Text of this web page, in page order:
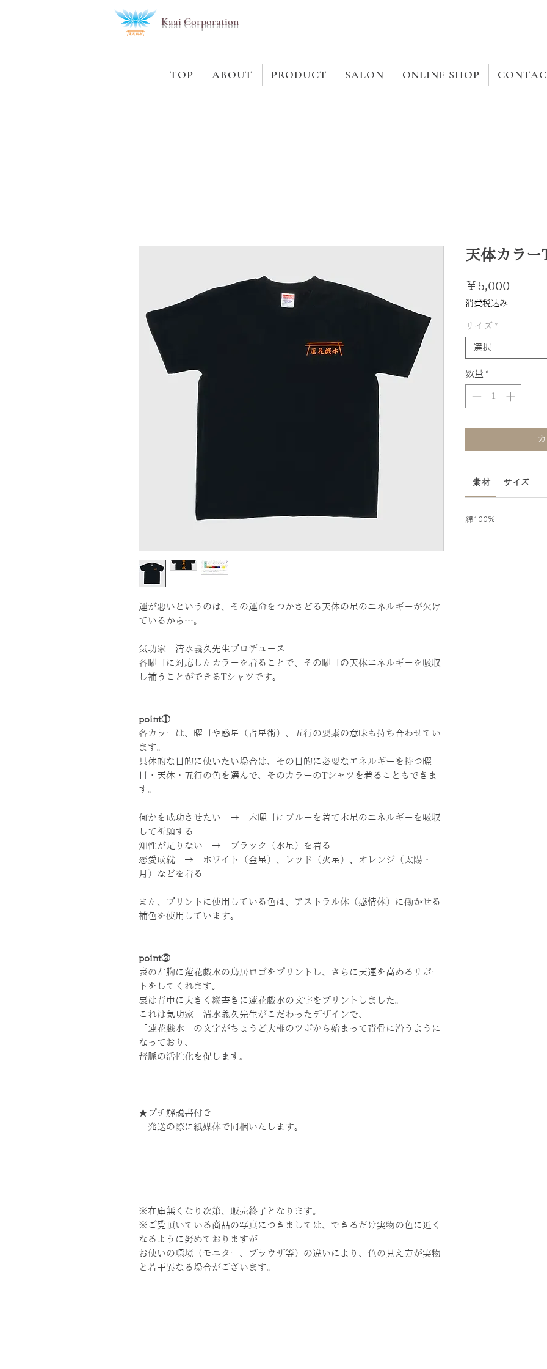
Kaai Corporation
TOP ABOUT PRODUCT SALON ONLINE SHOP
運が悪いというのは、その運命をつかさどる天体の星のエネルギーが欠け
ているから…。
気功家 清水義久先生プロデュース
各曜日に対応したカラーを着ることで、その曜日の天体エネルギーを吸収
し補うことができるTシャツです。
point①
各カラーは、曜日や惑星（占星術）、五行の要素の意味も持ち合わせてい
ます。
具体的な目的に使いたい場合は、その目的に必要なエネルギーを持つ曜
日・天体・五行の色を選んで、そのカラーのTシャツを着ることもできま
す。
何かを成功させたい → 木曜日にブルーを着て木星のエネルギーを吸収
して祈願する
知性が足りない → ブラック（水星）を着る
恋愛成就 → ホワイト（金星）、レッド（火星）、オレンジ（太陽・
月）などを着る
また、プリントに使用している色は、アストラル体（感情体）に働かせる
補色を使用しています。
point②
表の左胸に蓮花戯水の鳥居ロゴをプリントし、さらに天運を高めるサポー
トをしてくれます。
裏は背中に大きく縦書きに蓮花戯水の文字をプリントしました。
これは気功家 清水義久先生がこだわったデザインで、
「蓮花戯水」の文字がちょうど大椎のツボから始まって背骨に沿うように
なっており、
督脈の活性化を促します。
★プチ解説書付き
発送の際に紙媒体で同梱いたします。
※在庫無くなり次第、販売終了となります。
※ご覧頂いている商品の写真につきましては、できるだけ実物の色に近く
なるように努めておりますが
お使いの環境（モニター、ブラウザ等）の違いにより、色の見え方が実物
と若干異なる場合がございます。
天体カラ
￥5,000
消費税込み
サイズ *
選択
数量 *
素材 サイズ
綿100％